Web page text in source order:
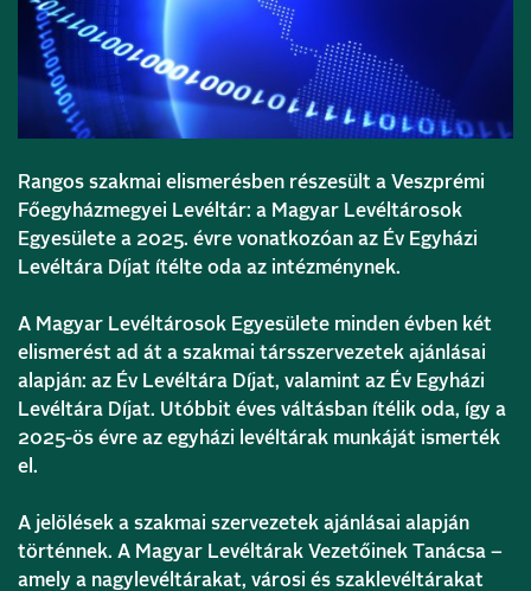
Rangos szakmai elismerésben részesült a Veszprémi
Főegyházmegyei Levéltár: a Magyar Levéltárosok
Egyesülete a 2025. évre vonatkozóan az Év Egyházi
Levéltára Díjat ítélte oda az intézménynek.
A Magyar Levéltárosok Egyesülete minden évben két
elismerést ad át a szakmai társszervezetek ajánlásai
alapján: az Év Levéltára Díjat, valamint az Év Egyházi
Levéltára Díjat. Utóbbit éves váltásban ítélik oda, így a
2025-ös évre az egyházi levéltárak munkáját ismerték
el.
A jelölések a szakmai szervezetek ajánlásai alapján
történnek. A Magyar Levéltárak Vezetőinek Tanácsa –
amely a nagylevéltárakat, városi és szaklevéltárakat